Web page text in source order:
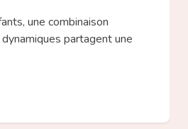
une combinaison
partagent une